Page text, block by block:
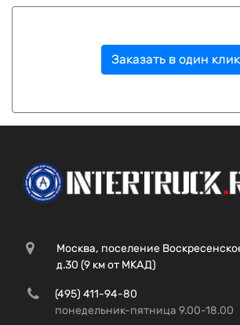
Заказать в один клик
Москва, поселение
д.30 (9 км от МКАД)
(495) 411-94-80
понедельник-пятница 9.00-18.00